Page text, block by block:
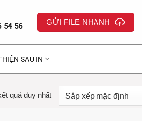
54 56 GỬI FILE NHANH
SAU IN
quả duy nhất